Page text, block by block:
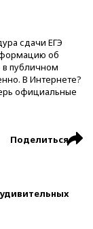
сдачи ЕГЭ
об
в публичном
В Интернете?
официальные
Поделиться